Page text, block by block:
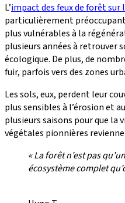
L’impact des feux de forêt sur
particulièrement
plus vulnérables à la
plusieurs années à retrouver
écologique. De plus, de
fuir, parfois vers des zones
Les sols, eux, perdent leur
plus sensibles à l’érosion et
plusieurs saisons pour que la
végétales pionnières
« La forêt n’est pas
écosystème complet